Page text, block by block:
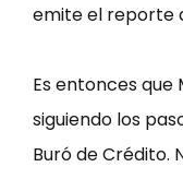
emite el reporte
Es entonces
siguiendo los
Buró de Crédito.